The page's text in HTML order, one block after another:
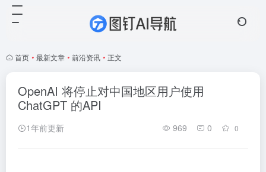
首页 • 最新文章 • 前沿资讯 • 正文
OpenAI 将停止对中国地区用户使用
ChatGPT 的API
1年前更新 969 0 0